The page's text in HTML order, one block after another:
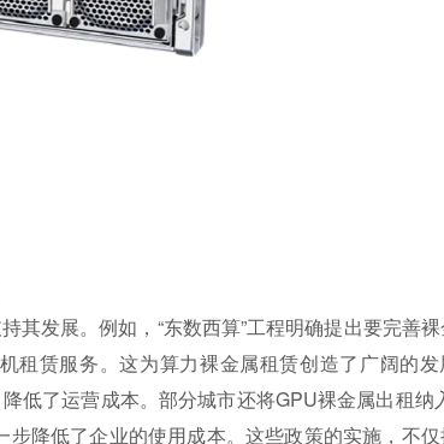
其发展。例如，“东数西算”工程明确提出要完善
租赁服务。这为算力裸金属租赁创造了广阔的发
低了运营成本。部分城市还将GPU裸金属出租纳
降低了企业的使用成本。这些政策的实施，不